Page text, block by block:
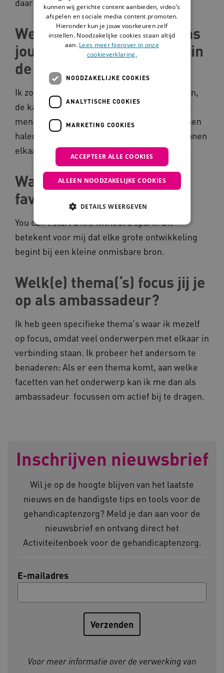
Welke kennis moet volgens
jou meer gedeeld worden in
de sector?
Ik zou de succesmomenten, de mooie dingen,
de kansen en alle andere zaken waar andere
mensen inspiratie of kracht uit zouden kunnen
halen veel meer gedeeld willen zien. We kunnen
elkaar zoveel geven en elkaar zoveel leren.
Wat is je levensmotto of
favoriete quote?
You can't start a fire without a spark. Dit
betekent voor mij dat elke grote ontwikkeling
begint bij een kleine onmisbare bron.
Welk(e) thema(‘s) focus jij je
op als ambassadeur?
Ik heb geen specifieke thema's waar ik mezelf
op focus, omdat veel onderwerpen met elkaar in
verbinding staan. Ik probeer het andersom te
benaderen: Als er een thema komt, aan welke
facetten van het onderwerp kan ik me dan als
ambassadeur focussen om actief bij te dragen.
Inschrijven nieuwsbrief
Wil je op de hoogte blijven van het laatste
nieuws en de handigste tips en tools voor de
gehandicaptenzorg? Meld je dan aan voor de
nieuwsbrief en ontvang direct het
Activiteitenboek voor de gehandicaptenzorg.
E-mailadres
Voor meer informatie over de verwerking van
kunnen wij gerichte content aanbieden, video’s
afspelen en sociale media content promoten.
Hieronder kun je jouw voorkeuren zelf
instellen. Noodzakelijke cookies staan altijd
aan. Lees meer hierover in onze
cookieverklaring.
NOODZAKELIJKE COOKIES
ANALYTISCHE COOKIES
MARKETING COOKIES
ACCEPTEER ALLE COOKIES
ALLEEN NOODZAKELIJKE COOKIES
DETAILS WEERGEVEN
Noodzakelijke cookies
Analytische cookies
Deze functionele en technische cookies zorgen
ervoor dat de website werkt. Deze cookies
worden altijd geplaatst en maken geen inbreuk
op uw privacy.
__Secure-YNID
__Secure-
ROLLOUT_TOKEN
.youtube.com
.kennispleingehandicaptensector.nl
__cf_bm
Cloudflare Inc.
.www.kennispleingehandicaptensector.nl